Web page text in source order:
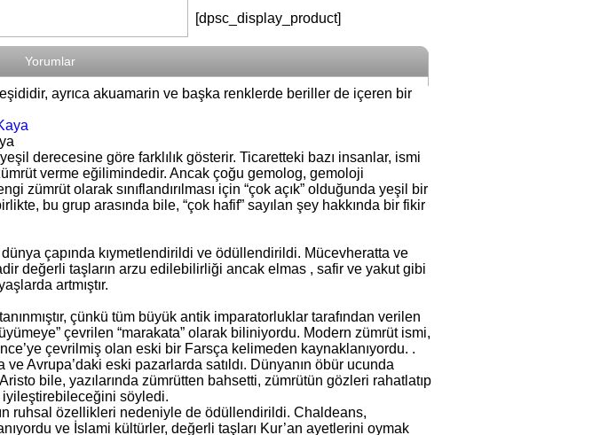
[dpsc_display_product]
Yorumlar
ayrıca akuamarin ve başka renklerde beriller de içeren bir
derecesine göre farklılık gösterir. Ticaretteki bazı insanlar, ismi
verme eğilimindedir. Ancak çoğu gemolog, gemoloji
zümrüt olarak sınıflandırılması için “çok açık” olduğunda yeşil bir
bu grup arasında bile, “çok hafif” sayılan şey hakkında bir fikir
çapında kıymetlendirildi ve ödüllendirildi. Mücevheratta ve
değerli taşların arzu edilebilirliği ancak elmas , safir ve yakut gibi
artmıştır.
çünkü tüm büyük antik imparatorluklar tarafından verilen
çevrilen “marakata” olarak biliniyordu. Modern zümrüt ismi,
çevrilmiş olan eski bir Farsça kelimeden kaynaklanıyordu. .
Avrupa’daki eski pazarlarda satıldı. Dünyanın öbür ucunda
bile, yazılarında zümrütten bahsetti, zümrütün gözleri rahatlatıp
iyileştirebileceğini söyledi.
ruhsal özellikleri nedeniyle de ödüllendirildi. Chaldeans,
ve İslami kültürler, değerli taşları Kur’an ayetlerini oymak